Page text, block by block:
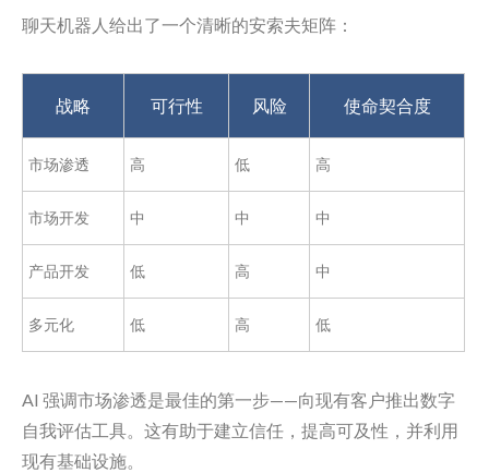
聊天机器人给出了一个清晰的安索夫矩阵：
战略 可行性 风险 使命契合度
市场渗透 高 低 高
市场开发 中 中 中
产品开发 低 高 中
多元化 低 高 低
AI 强调市场渗透是最佳的第一步——向现有客户推出数字
自我评估工具。这有助于建立信任，提高可及性，并利用
现有基础设施。